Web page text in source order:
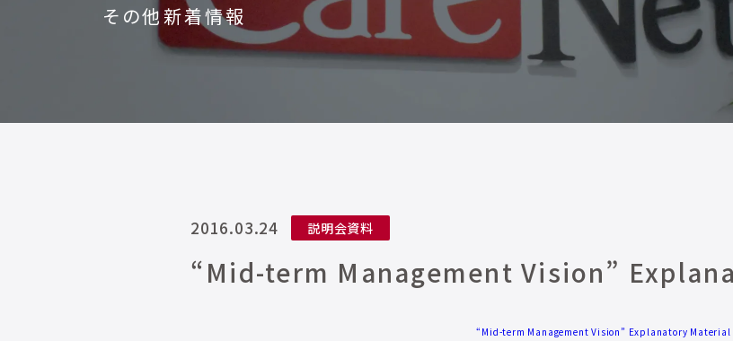
その他新着情報
2016.03.24 説明会資料
“Mid-term Management Vision”
“Mid-term Management Vision” Explanatory Material